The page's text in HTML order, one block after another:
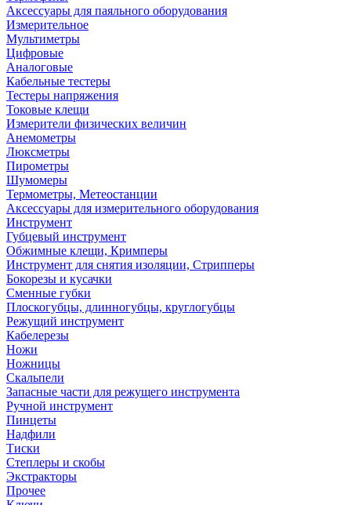
Аксессуары для паяльного оборудования
Измерительное
Мультиметры
Цифровые
Аналоговые
Кабельные тестеры
Тестеры напряжения
Токовые клещи
Измерители физических величин
Анемометры
Люксметры
Пирометры
Шумомеры
Термометры, Метеостанции
Аксессуары для измерительного оборудования
Инструмент
Губцевый инструмент
Обжимные клещи, Кримперы
Инструмент для снятия изоляции, Стрипперы
Бокорезы и кусачки
Сменные губки
Плоскогубцы, длинногубцы, круглогубцы
Режущий инструмент
Кабелерезы
Ножи
Ножницы
Скальпели
Запасные части для режущего инструмента
Ручной инструмент
Пинцеты
Надфили
Тиски
Степлеры и скобы
Экстракторы
Прочее